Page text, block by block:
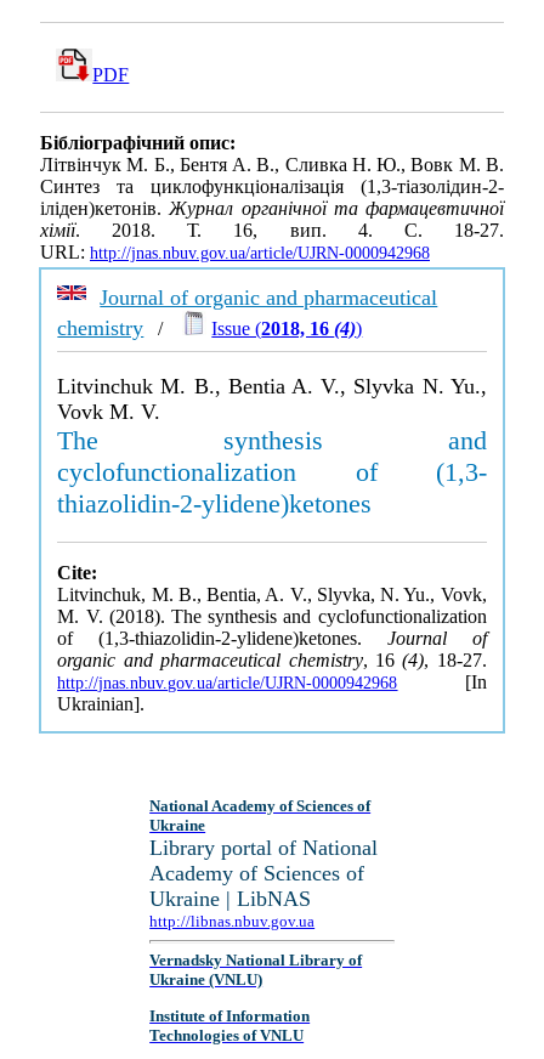
PDF
Бібліографічний опис:
Літвінчук М. Б., Бентя А. В., Сливка Н. Ю., Вовк М. В.
Синтез та циклофункціоналізація (1,3-тіазолідин-2-
іліден)кетонів.Журнал органічної та фармацевтичної
хімії. 2018. Т. 16, вип. 4. С. 18-27.
URL: http://jnas.nbuv.gov.ua/article/UJRN-0000942968
Journal of organic and pharmaceutical
chemistry / Issue (2018, 16(4))
Litvinchuk M. B., Bentia A. V., Slyvka N. Yu.,
Vovk M. V.
The synthesis and
cyclofunctionalization of (1,3-
thiazolidin-2-ylidene)ketones
Cite:
Litvinchuk, M. B., Bentia, A. V., Slyvka, N. Yu., Vovk,
M. V. (2018). The synthesis and cyclofunctionalization
of (1,3-thiazolidin-2-ylidene)ketones. Journal of
organic and pharmaceutical chemistry, 16(4), 18-27.
http://jnas.nbuv.gov.ua/article/UJRN-0000942968 [In
Ukrainian].
National Academy of Sciences of
Ukraine
Library portal of National
Academy of Sciences of
Ukraine | LibNAS
http://libnas.nbuv.gov.ua
Vernadsky National Library of
Ukraine (VNLU)
Institute of Information
Technologies of VNLU